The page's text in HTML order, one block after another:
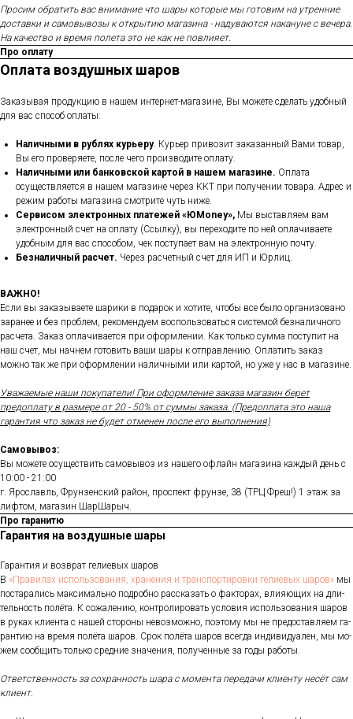
Просим обратить вас внимание что шары которые мы готовим на утренние
доставки и самовывозы к открытию магазина - надуваются накануне с вечера.
На качество и время полета это не как не повлияет.
Про оплату
Оплата воздушных шаров
Заказывая продукцию в нашем интернет-магазине, Вы можете сделать удобный
для вас способ оплаты:
Наличными в рублях курьеру. Курьер привозит заказанный Вами товар,
Вы его проверяете, после чего производите оплату.
Наличными или банковской картой в нашем магазине. Оплата
осуществляется в нашем магазине через ККТ при получении товара. Адрес и
режим работы магазина смотрите чуть ниже.
Сервисом электронных платежей «ЮMoney», Мы выставляем вам
электронный счет на оплату (Ссылку), вы переходите по ней оплачиваете
удобным для вас способом, чек поступает вам на электронную почту.
Безналичный расчет. Через расчетный счет для ИП и Юрлиц.
ВАЖНО!
Если вы заказываете шарики в подарок и хотите, чтобы все было организовано
заранее и без проблем, рекомендуем воспользоваться системой безналичного
расчета. Заказ оплачивается при оформлении. Как только сумма поступит на
наш счет, мы начнем готовить ваши шары к отправлению. Оплатить заказ
можно так же при оформлении наличными или картой, но уже у нас в магазине.
Уважаемые наши покупатели! При оформление заказа магазин берет
предоплату в размере от 20 - 50% от суммы заказа. (Предоплата это наша
гарантия что заказ не будет отменен после его выполнения)
Самовывоз:
Вы можете осуществить самовывоз из нашего офлайн магазина каждый день с
10:00 - 21:00
г. Ярославль, Фрунзенский район, проспект фрунзе, 38 (ТРЦ Фреш!) 1 этаж за
лифтом, магазин ШарШарыч.
Про гаранитю
Гарантия на воздушные шары
Га­ран­тия и воз­врат ге­ли­евых ша­ров
В «Пра­ви­лах ис­поль­зо­ва­ния, хра­не­ния и тран­спор­ти­ров­ки ге­ли­евых ша­ров» мы
пос­та­рались мак­си­маль­но под­робно рас­ска­зать о фак­то­рах, вли­яющих на дли­
тель­ность по­лёта. К со­жале­нию, кон­тро­лиро­вать ус­ло­вия ис­поль­зо­вания ша­ров
в ру­ках кли­ен­та с на­шей сто­роны не­воз­можно, по­это­му мы не пре­дос­тавля­ем га­
ран­тию на вре­мя по­лёта ша­ров. Срок по­лёта ша­ров всег­да ин­ди­виду­ален, мы мо­
жем со­об­щить толь­ко сред­ние зна­чения, по­лучен­ные за го­ды ра­боты.
От­ветс­твен­ность за сох­ранность ша­ра с мо­мен­та пе­реда­чи кли­ен­ту не­сёт сам
кли­ент.